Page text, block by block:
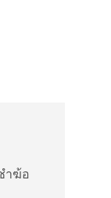
ำฆ้อ